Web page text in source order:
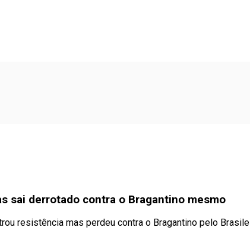
sai derrotado contra o Bragantino mesmo
resistência mas perdeu contra o Bragantino pelo